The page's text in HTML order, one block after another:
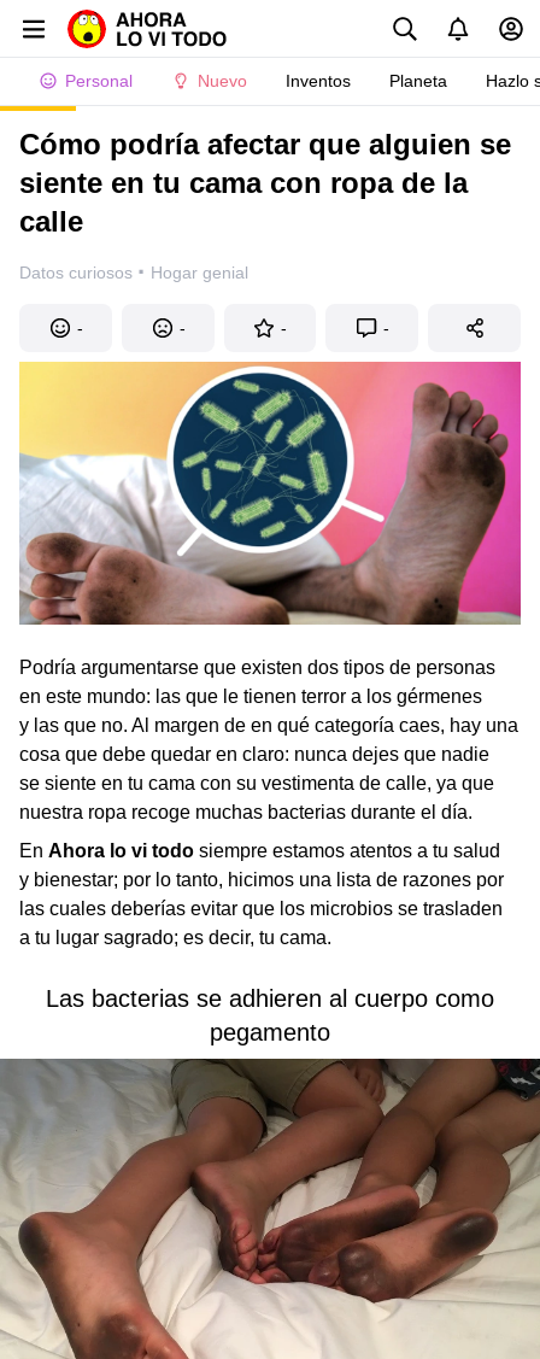
Personal Nuevo Inventos Planeta Hazlo
Cómo podría afectar que alguien se
siente en tu cama con ropa de la
calle
Datos curiosos · Hogar genial
- - - -
Podría argumentarse que existen dos tipos de personas
en este mundo: las que le tienen terror a los gérmenes
y las que no. Al margen de en qué categoría caes, hay una
cosa que debe quedar en claro: nunca dejes que nadie
se siente en tu cama con su vestimenta de calle, ya que
nuestra ropa recoge muchas bacterias durante el día.
En Ahora lo vi todo siempre estamos atentos a tu salud
y bienestar; por lo tanto, hicimos una lista de razones por
las cuales deberías evitar que los microbios se trasladen
a tu lugar sagrado; es decir, tu cama.
Las bacterias se adhieren al cuerpo como
pegamento